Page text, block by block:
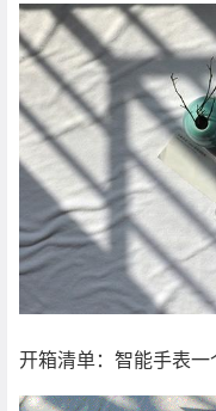
开箱清单：智能手表一